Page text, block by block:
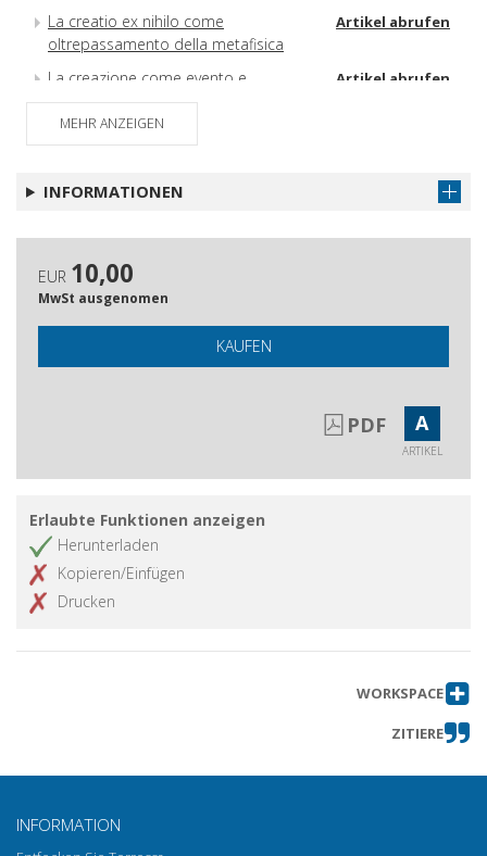
La creatio ex nihilo come
oltrepassamento della metafisica
Artikel abrufen
La creazione come evento e
manifestazione nella filosofia di Hegel
Artikel abrufen
'Ehyeh 'ašer 'ehyeh : ciò che precede
Brianese interprete di Dostoevskij e
Tolstoj
La ricerca della gioia : Giorgio
L'equivoco dello sguardo : come
Artikel abrufen
MEHR ANZEIGEN
INFORMATIONEN
EUR 10,00
MwSt ausgenomen
KAUFEN
PDF A
ARTIKEL
Erlaubte Funktionen anzeigen
Herunterladen
Kopieren/Einfügen
Drucken
WORKSPACE
ZITIERE
INFORMATION